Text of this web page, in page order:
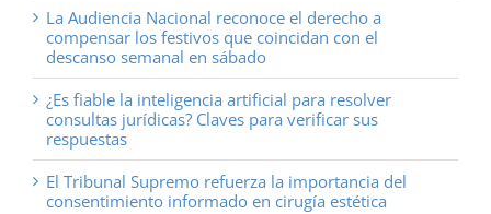
La Audiencia Nacional reconoce el derecho a
compensar los festivos que coincidan con el
descanso semanal en sábado
¿Es fiable la inteligencia artificial para resolver
consultas jurídicas? Claves para verificar sus
respuestas
El Tribunal Supremo refuerza la importancia del
consentimiento informado en cirugía estética